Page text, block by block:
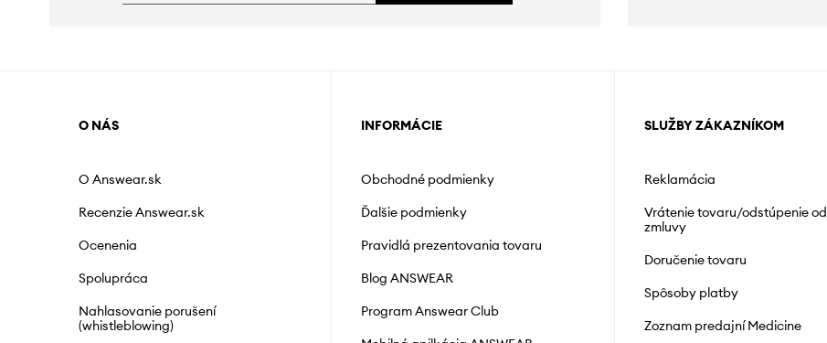
O NÁS
O Answear.sk
Recenzie Answear.sk
Ocenenia
Spolupráca
Nahlasovanie porušení
(whistleblowing)
INFORMÁCIE
Obchodné podmienky
Ďalšie podmienky
Pravidlá prezentovania tovaru
Blog ANSWEAR
Program Answear Club
SLUŽBY ZÁKAZNÍKOM
Reklamácia
Vrátenie tovaru/odstúpenie od
zmluvy
Doručenie tovaru
Spôsoby platby
Zoznam predajní Medicine